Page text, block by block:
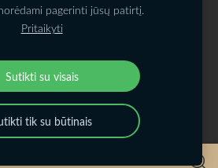
SĄLYGOS/TAISYKLĖS
KONTAKTAI
pagerinti jūsų patirtį.
Pritaikyti
Sutikti su visais
tik su būtinais